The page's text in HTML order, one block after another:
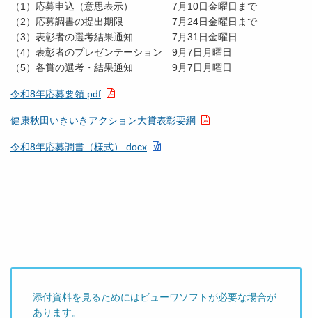
（1）応募申込（意思表示） 7月10日金曜日まで
（2）応募調書の提出期限 7月24日金曜日まで
（3）表彰者の選考結果通知 7月31日金曜日
（4）表彰者のプレゼンテーション 9月7日月曜日
（5）各賞の選考・結果通知 9月7日月曜日
令和8年応募要領.pdf
健康秋田いきいきアクション大賞表彰要綱
令和8年応募調書（様式）.docx
添付資料を見るためにはビューワソフトが必要な場合が
あります。